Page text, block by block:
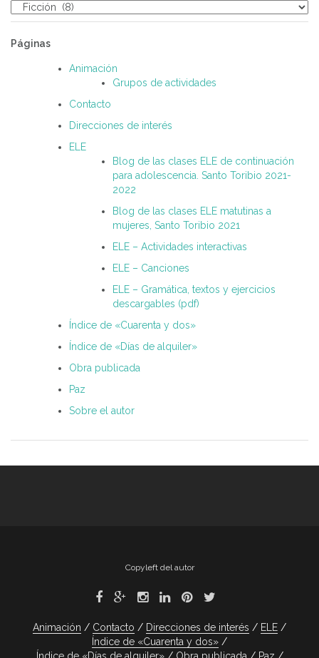
Categorías
Páginas
Animación
Grupos de actividades
Contacto
Direcciones de interés
ELE
Blog de las clases ELE de continuación
para adolescencia. Santo Toribio 2021-
2022
Blog de las clases ELE matutinas a
mujeres, Santo Toribio 2021
ELE – Actividades interactivas
ELE – Canciones
ELE – Gramática, textos y ejercicios
descargables (pdf)
Índice de «Cuarenta y dos»
Índice de «Días de alquiler»
Obra publicada
Paz
Sobre el autor
Copyleft del autor
Animación Contacto Direcciones de interés
ELE
Índice de «Cuarenta y dos»